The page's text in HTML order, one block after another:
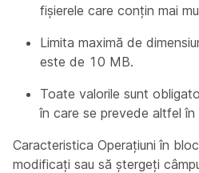
fișierele care conțin mai
Limita maximă de
este de 10 MB.
Toate valorile sunt
în care se prevede altfel
Caracteristica Operațiuni în
modificați sau să ștergeți